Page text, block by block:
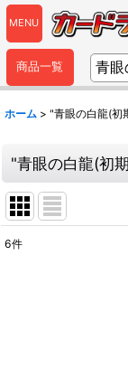
MENU
商品一覧
ホーム > "青眼の白龍(初
"青眼の白龍(初
6件